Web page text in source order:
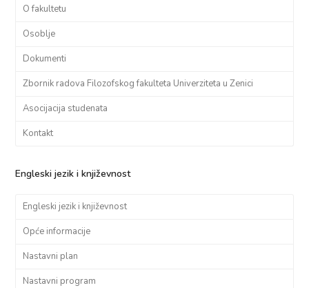
O fakultetu
Osoblje
Dokumenti
Zbornik radova Filozofskog fakulteta Univerziteta u Zenici
Asocijacija studenata
Kontakt
Engleski jezik i književnost
Engleski jezik i književnost
Opće informacije
Nastavni plan
Nastavni program